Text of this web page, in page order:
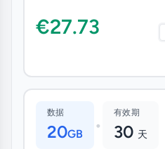
€27.73
数据
20GB •
有效期
30 天